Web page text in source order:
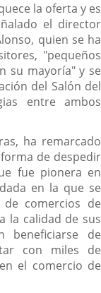
la oferta y es
el director
quien se ha
"pequeños
su mayoría" y se
del Salón del
entre ambos
ha remarcado
de despedir
fue pionera en
en la que se
comercios de
la calidad de sus
beneficiarse de
con miles de
el comercio de